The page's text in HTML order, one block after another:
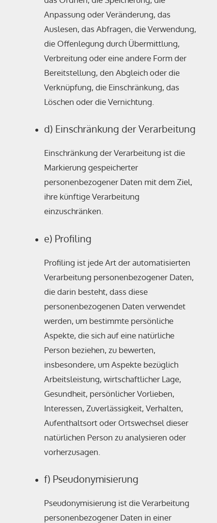
Anpassung oder Veränderung, das
Auslesen, das Abfragen, die Verwendung,
die Offenlegung durch Übermittlung,
Verbreitung oder eine andere Form der
Bereitstellung, den Abgleich oder die
Verknüpfung, die Einschränkung, das
Löschen oder die Vernichtung.
d) Einschränkung der Verarbeitung
Einschränkung der Verarbeitung ist die
Markierung gespeicherter
personenbezogener Daten mit dem Ziel,
ihre künftige Verarbeitung
einzuschränken.
e) Profiling
Profiling ist jede Art der automatisierten
Verarbeitung personenbezogener Daten,
die darin besteht, dass diese
personenbezogenen Daten verwendet
werden, um bestimmte persönliche
Aspekte, die sich auf eine natürliche
Person beziehen, zu bewerten,
insbesondere, um Aspekte bezüglich
Arbeitsleistung, wirtschaftlicher Lage,
Gesundheit, persönlicher Vorlieben,
Interessen, Zuverlässigkeit, Verhalten,
Aufenthaltsort oder Ortswechsel dieser
natürlichen Person zu analysieren oder
vorherzusagen.
f) Pseudonymisierung
Pseudonymisierung ist die Verarbeitung
personenbezogener Daten in einer